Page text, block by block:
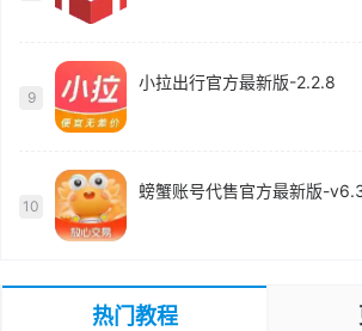
9
小拉出行官方最新版-2.2.8
10
螃蟹账号代售官方最新版-
热门教程